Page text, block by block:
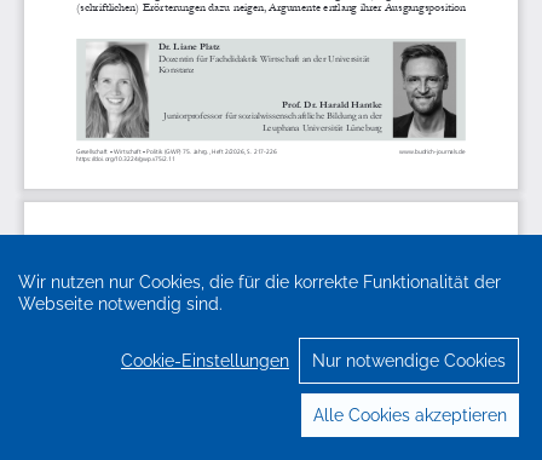
Wir nutzen nur Cookies, die für die korrekte Funktionalität der
Webseite notwendig sind.
Cookie-Einstellungen Nur notwendige Cookies
Alle Cookies akzeptieren